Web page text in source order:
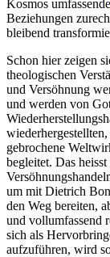
Kosmos umfassende
Beziehungen
bleibend
Schon hier zeigen
theologischen
und Versöhnung
und werden von
gebrochene
begleitet. Das
um mit Dietrich
den Weg bereiten,
und vollumfassend
sich als
aufzuführen, wird